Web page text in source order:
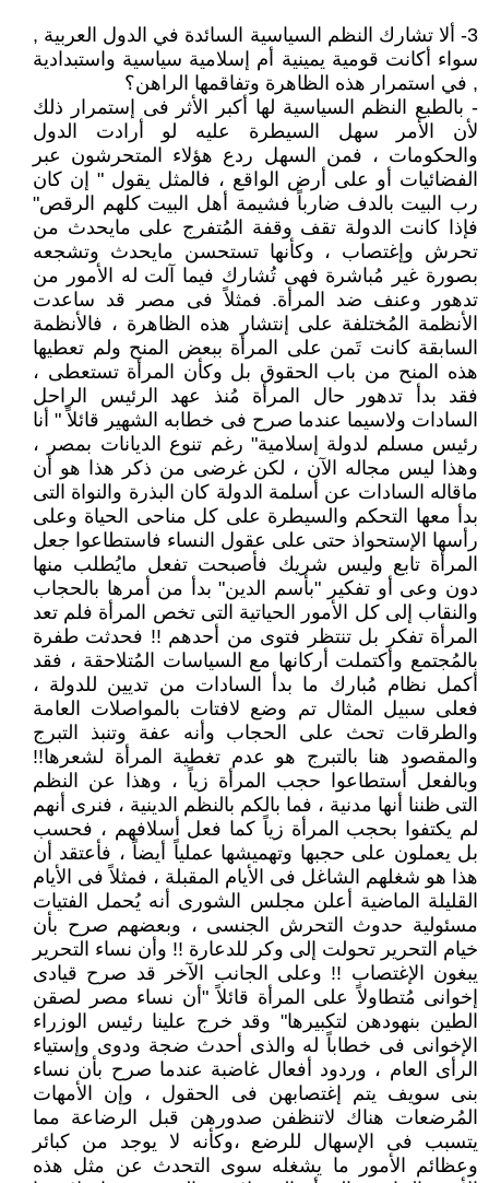
3- ألا تشارك النظم السياسية السائدة في الدول العربية ,
سواء أكانت قومية يمينية أم إسلامية سياسية واستبدادية
, في استمرار هذه الظاهرة وتفاقمها الراهن؟
- بالطبع النظم السياسية لها أكبر الأثر فى إستمرار ذلك
لأن الأمر سهل السيطرة عليه لو أرادت الدول
والحكومات ، فمن السهل ردع هؤلاء المتحرشون عبر
الفضائيات أو على أرض الواقع ، فالمثل يقول " إن كان
رب البيت بالدف ضارباً فشيمة أهل البيت كلهم الرقص"
فإذا كانت الدولة تقف وقفة المُتفرج على مايحدث من
تحرش وإغتصاب ، وكأنها تستحسن مايحدث وتشجعه
بصورة غير مُباشرة فهى تُشارك فيما آلت له الأمور من
تدهور وعنف ضد المرأة. فمثلاً فى مصر قد ساعدت
الأنظمة المُختلفة على إنتشار هذه الظاهرة ، فالأنظمة
السابقة كانت تَمن على المرأة ببعض المنح ولم تعطيها
هذه المنح من باب الحقوق بل وكأن المرأة تستعطى ،
فقد بدأ تدهور حال المرأة مُنذ عهد الرئيس الراحل
السادات ولاسيما عندما صرح فى خطابه الشهير قائلاً " أنا
رئيس مسلم لدولة إسلامية" رغم تنوع الديانات بمصر ،
وهذا ليس مجاله الآن ، لكن غرضى من ذكر هذا هو أن
ماقاله السادات عن أسلمة الدولة كان البذرة والنواة التى
بدأ معها التحكم والسيطرة على كل مناحى الحياة وعلى
رأسها الإستحواذ حتى على عقول النساء فاستطاعوا جعل
المرأة تابع وليس شريك فأصبحت تفعل مايُطلب منها
دون وعى أو تفكير "بأسم الدين" بدأ من أمرها بالحجاب
والنقاب إلى كل الأمور الحياتية التى تخص المرأة فلم تعد
المرأة تفكر بل تنتظر فتوى من أحدهم !! فحدثت طفرة
بالمُجتمع وأكتملت أركانها مع السياسات المُتلاحقة ، فقد
أكمل نظام مُبارك ما بدأ السادات من تديين للدولة ،
فعلى سبيل المثال تم وضع لافتات بالمواصلات العامة
والطرقات تحث على الحجاب وأنه عفة وتنبذ التبرج
والمقصود هنا بالتبرج هو عدم تغطية المرأة لشعرها!!
وبالفعل أستطاعوا حجب المرأة زياً ، وهذا عن النظم
التى ظننا أنها مدنية ، فما بالكم بالنظم الدينية ، فنرى أنهم
لم يكتفوا بحجب المرأة زياً كما فعل أسلافهم ، فحسب
بل يعملون على حجبها وتهميشها عملياً أيضاً ، فأعتقد أن
هذا هو شغلهم الشاغل فى الأيام المقبلة ، فمثلاً فى الأيام
القليلة الماضية أعلن مجلس الشورى أنه يُحمل الفتيات
مسئولية حدوث التحرش الجنسى ، وبعضهم صرح بأن
خيام التحرير تحولت إلى وكر للدعارة !! وأن نساء التحرير
يبغون الإغتصاب !! وعلى الجانب الآخر قد صرح قيادى
إخوانى مُتطاولاً على المرأة قائلاً "أن نساء مصر لصقن
الطين بنهودهن لتكبيرها" وقد خرج علينا رئيس الوزراء
الإخوانى فى خطاباً له والذى أحدث ضجة ودوى وإستياء
الرأى العام ، وردود أفعال غاضبة عندما صرح بأن نساء
بنى سويف يتم إغتصابهن فى الحقول ، وإن الأمهات
المُرضعات هناك لاتنظفن صدورهن قبل الرضاعة مما
يتسبب فى الإسهال للرضع ،وكأنه لا يوجد من كبائر
وعظائم الأمور ما يشغله سوى التحدث عن مثل هذه